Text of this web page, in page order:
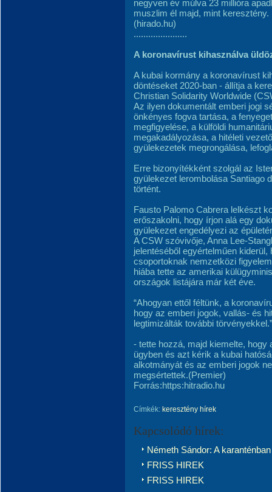
negyven év múlva 23 millióra
muszlim él majd, mint keresztény.
(hirado.hu)
......................
A koronavírust kihasználva
A kubai kormány a koronavírust
döntéseket 2020-ban - állítja a
Christian Solidarity Worldwide
Az ilyen dokumentált emberi jogi
önkényes fogva tartása, a
megfigyelése, a külföldi
megakadályozása, a hitéleti
gyülekezetek megrongálása,
Erre bizonyítékként szolgál az
gyülekezet lerombolása Santiago
történt.
Fausto Palomo Cabrera lelkészt
erőszakolni, hogy írjon alá egy
gyülekezet engedélyezi az
A CSW szóvivője, Anna Lee-
jelentéséből egyértelműen
csoportoknak nemzetközi
hiába tette az amerikai
országok listájára már két éve.
“Ahogyan ettől féltünk, a
hogy az emberi jogok, vallás- és
legtimizálták további törvényekkel.”
- tette hozzá, majd kiemelte,
ügyben és azt kérik a kubai
alkotmányát és az emberi jogok
megsértettek.(Premier)
Forrás:https:hitradio.hu
Címkék: keresztény hírek
Kapcsolódó hírek:
Németh Sándor: A
FRISS HIREK
FRISS HIREK